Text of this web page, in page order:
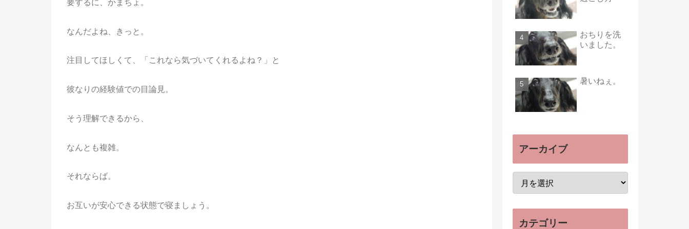
要するに、かまちょ。
なんだよね、きっと。
注目してほしくて、「これなら気づいてくれるよね？」と
彼なりの経験値での目論見。
そう理解できるから、
なんとも複雑。
それならば。
お互いが安心できる状態で寝ましょう。
おちりを洗
いました。
暑いねぇ。
アーカイブ
カテゴリー